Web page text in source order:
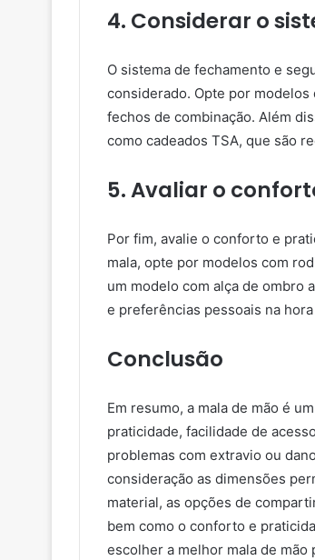
4. Considerar o
O sistema de fechamento e
considerado. Opte por
fechos de combinação. Além
como cadeados TSA, que são
5. Avaliar o
Por fim, avalie o conforto e
mala, opte por modelos com
um modelo com alça de ombro
e preferências pessoais na
Conclusão
Em resumo, a mala de mão é
praticidade, facilidade de
problemas com extravio ou
consideração as dimensões
material, as opções de
bem como o conforto e
escolher a melhor mala de mão